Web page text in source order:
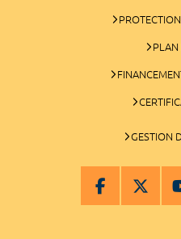
PLAN
GESTION